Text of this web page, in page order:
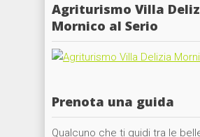
Agriturismo Villa
Mornico al Serio
Prenota una guida
Qualcuno che ti guidi tra le